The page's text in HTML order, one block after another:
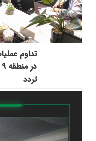
تردد